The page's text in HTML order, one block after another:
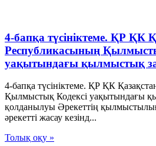
4-бапқа түсініктеме. ҚР ҚК
Республикасының
уақытындағы қылмыстық
4-бапқа түсініктеме. ҚР ҚК
Қылмыстық Кодексі уақытындағы
қолданылуы Әрекеттің
әрекетті жасау кезінд...
Толық оқу »